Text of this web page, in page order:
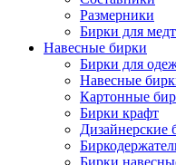
Размерники
Бирки для
Навесные бирки
Бирки для
Навесные
Картонные
Бирки крафт
Дизайнерские
Бирки